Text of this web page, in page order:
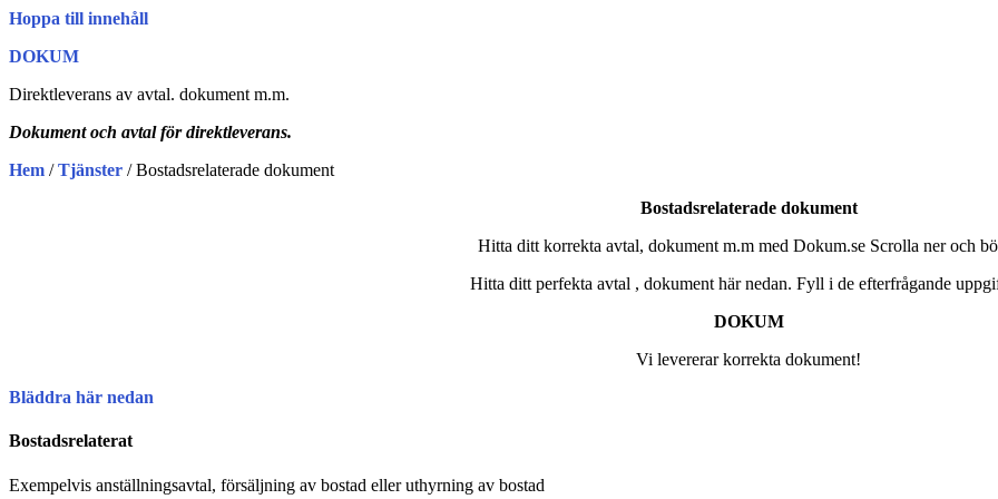
Hoppa till innehåll
DOKUM
Direktleverans av avtal. dokument m.m.
Dokument och avtal för direktleverans.
Hem /Tjänster / Bostadsrelaterade dokument
Bostadsrelaterade dokument
Hitta ditt korrekta avtal, dokument m.m med Dokum.se Scrolla ner och
Hitta ditt perfekta avtal , dokument här nedan. Fyll i de efterfrågande
DOKUM
Vi levererar korrekta dokument!
Bläddra här nedan
Bostadsrelaterat
Exempelvis anställningsavtal, försäljning av bostad eller uthyrning av bostad